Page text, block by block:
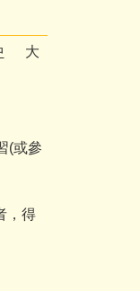
大
(或參
，得